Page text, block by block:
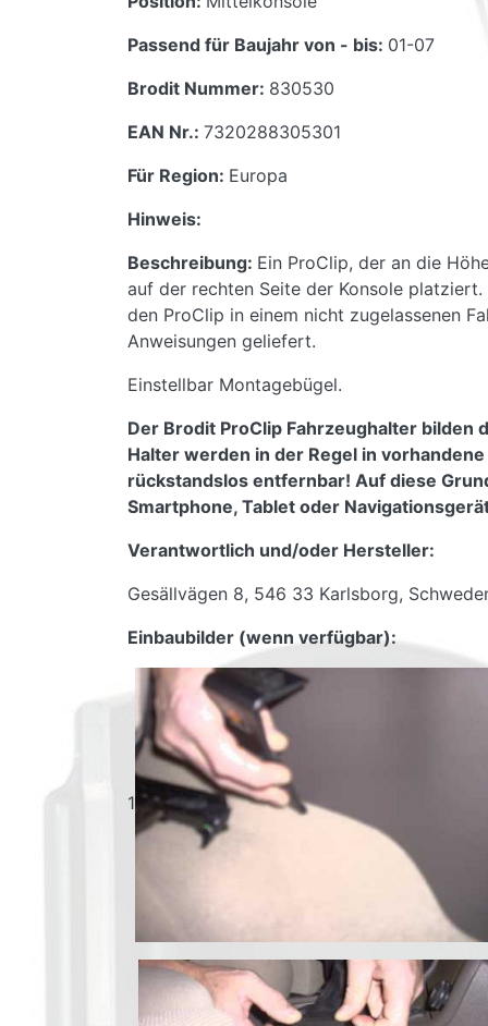
Passend für Baujahr von - bis: 01-07
Brodit Nummer: 830530
EAN Nr.: 7320288305301
Für Region: Europa
Hinweis:
Beschreibung: Ein ProClip, der an die
auf der rechten Seite der Konsole
den ProClip in einem nicht zugelassenen
Anweisungen geliefert.
Einstellbar Montagebügel.
Der Brodit ProClip Fahrzeughalter bilden
Halter werden in der Regel in
rückstandslos entfernbar! Auf diese
Smartphone, Tablet oder
Verantwortlich und/oder Hersteller:
Gesällvägen 8, 546 33 Karlsborg,
Einbaubilder (wenn verfügbar):
1